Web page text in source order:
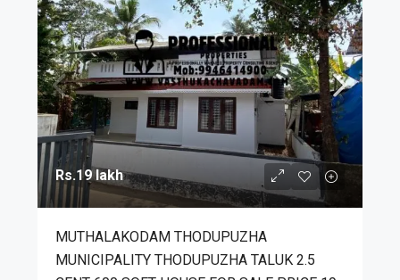
Rs.19 lakh
MUTHALAKODAM THODUPUZHA
MUNICIPALITY THODUPUZHA TALUK 2.5